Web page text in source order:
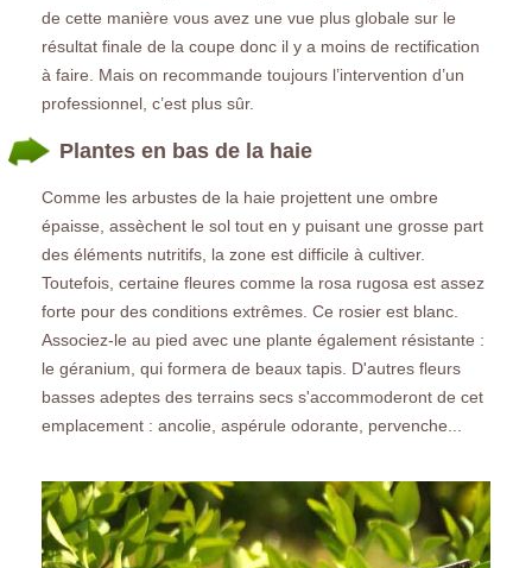
de cette manière vous avez une vue plus globale sur le
résultat finale de la coupe donc il y a moins de rectification
à faire. Mais on recommande toujours l’intervention d’un
professionnel, c’est plus sûr.
Plantes en bas de la haie
Comme les arbustes de la haie projettent une ombre
épaisse, assèchent le sol tout en y puisant une grosse part
des éléments nutritifs, la zone est difficile à cultiver.
Toutefois, certaine fleures comme la rosa rugosa est assez
forte pour des conditions extrêmes. Ce rosier est blanc.
Associez-le au pied avec une plante également résistante :
le géranium, qui formera de beaux tapis. D'autres fleurs
basses adeptes des terrains secs s'accommoderont de cet
emplacement : ancolie, aspérule odorante, pervenche...